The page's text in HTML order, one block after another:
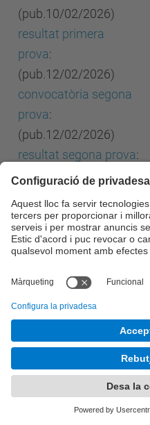
(pub.10/02/2026)
resultat primera
prova:
(pub.12/02/2026)
convocatòria segona
prova:
(pub.12/02/2026)
resultat segona prova:
(pub.25/02/2026)
contractació:
(pub.25/02/2026)
Publicació DOGC
27/03/2026
Comissió de selecció
constitució comissió:
(pub.04/02/2026)
calendari concurs:
(pub.04/02/2026)